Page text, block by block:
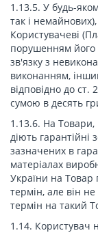
1.13.5. У будь-
так і
Користувачеві
порушенням його
зв'язку з
виконанням,
відповідно до ст.
сумою в десять
1.13.6. На Товари,
діють гарантійні
зазначених в
матеріалах
України на Товар
термін, але він
термін на такий
1.14. Користувач